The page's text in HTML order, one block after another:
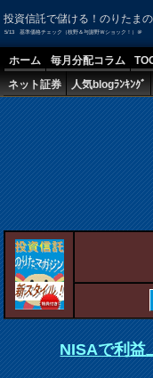
投資信託で儲ける！のりたま
5/13 基準価格チェック（枝野＆与謝野Ｗショック！）＠
ホーム 毎月分配コラム
ネット証券
人気blogﾗﾝｷﾝｸﾞ
NISAで利益